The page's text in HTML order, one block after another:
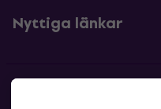
Nyttiga länkar